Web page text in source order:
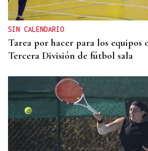
SIN CALENDARIO
Tarea por hacer para los equipos
Tercera División de fútbol sala